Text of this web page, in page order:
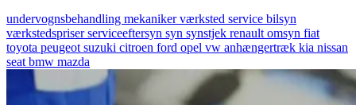
undervognsbehandling mekanikerværksted service bilsyn
værkstedspriserserviceeftersyn syn synstjek renault omsyn fiat
toyota peugeot suzuki citroen ford opel vw anhængertræk kia nissan
seat bmw mazda